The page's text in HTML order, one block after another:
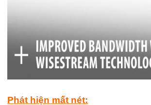
Phát hiện mất nét: